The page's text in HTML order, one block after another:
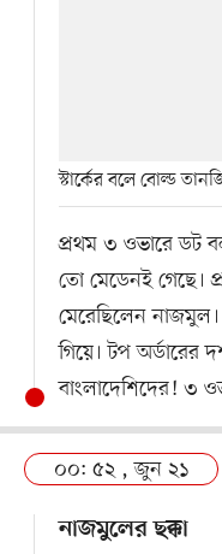
স্টার্কের বলে বোল্ড
প্রথম ৩ ওভারে ডট
তো মেডেনই গেছে।
মেরেছিলেন
গিয়ে। টপ অর্ডারের
বাংলাদেশিদের! ৩
০০: ৫২ , জুন ২১
নাজমুলের ছক্কা